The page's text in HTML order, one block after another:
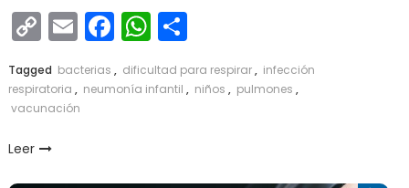
Copy
Link
EmailFacebook
WhatsApp
Compartir
Tagged bacterias , dificultad para respirar, infección
respiratoria , neumonía infantil , niños , pulmones ,
vacunación
Leer